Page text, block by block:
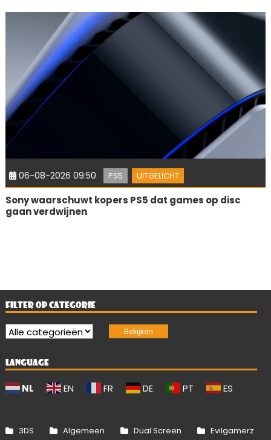
06-08-2026 09:50 PS5 UITGELICHT
Sony waarschuwt kopers PS5 dat games op disc
gaan verdwijnen
FILTER OP CATEGORIE
LANGUAGE
NL EN FR DE PT ES
3DS Algemeen Dual Screen Evilgamerz